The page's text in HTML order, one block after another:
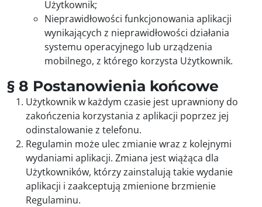
Użytkownik;
Nieprawidłowości funkcjonowania aplikacji
wynikających z nieprawidłowości działania
systemu operacyjnego lub urządzenia
mobilnego, z którego korzysta Użytkownik.
§ 8 Postanowienia końcowe
Użytkownik w każdym czasie jest uprawniony do
zakończenia korzystania z aplikacji poprzez jej
odinstalowanie z telefonu.
Regulamin może ulec zmianie wraz z kolejnymi
wydaniami aplikacji. Zmiana jest wiążąca dla
Użytkowników, którzy zainstalują takie wydanie
aplikacji i zaakceptują zmienione brzmienie
Regulaminu.